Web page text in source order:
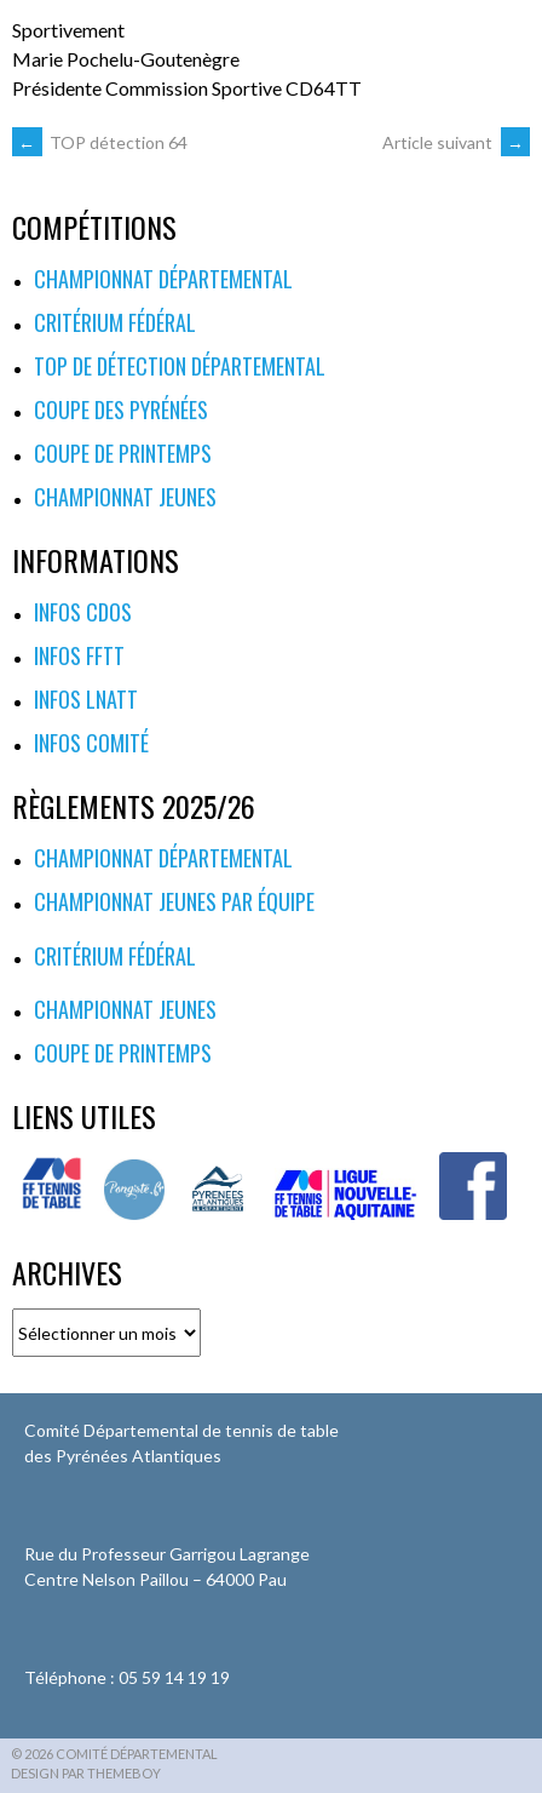
Sportivement
Marie Pochelu-Goutenègre
Présidente Commission Sportive CD64TT
NAVIGATION
DES
ARTICLES
← TOP détection 64 Article suivant →
COMPÉTITIONS
CHAMPIONNAT DÉPARTEMENTAL
CRITÉRIUM FÉDÉRAL
TOP DE DÉTECTION DÉPARTEMENTAL
COUPE DES PYRÉNÉES
COUPE DE PRINTEMPS
CHAMPIONNAT JEUNES
INFORMATIONS
INFOS CDOS
INFOS FFTT
INFOS LNATT
INFOS COMITÉ
RÈGLEMENTS 2025/26
CHAMPIONNAT DÉPARTEMENTAL
CHAMPIONNAT JEUNES PAR ÉQUIPE
CRITÉRIUM FÉDÉRAL
CHAMPIONNAT JEUNES
COUPE DE PRINTEMPS
LIENS UTILES
ARCHIVES
Comité Départemental de tennis de table
des Pyrénées Atlantiques
Rue du Professeur Garrigou Lagrange
Centre Nelson Paillou – 64000 Pau
Téléphone : 05 59 14 19 19
© 2026 COMITÉ DÉPARTEMENTAL
DESIGN PAR THEMEBOY